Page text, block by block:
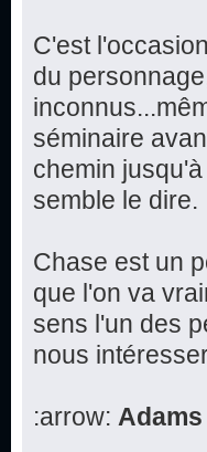
C'est
du
séminaire
chemin
semble le dire.
Chase est un
que l'on va
sens l'un des
nous
:arrow: Adams